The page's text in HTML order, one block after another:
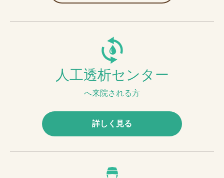
人工透析センター
へ来院される方
詳しく見る